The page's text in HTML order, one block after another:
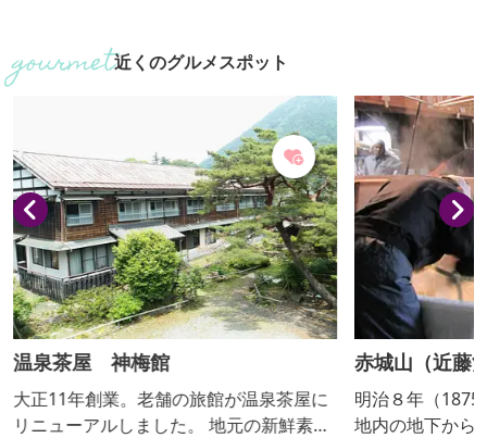
種類の大型遊具は大人200円、子ども100
円、バッテリーカーなどの小型乗り物は2
0～50円。イベント随時実施。隣に桐生
が岡動物園。桜の名所としても親しまれ
ています。売店は土・日曜日、祝日の
み、雨天等中止する場合があります。
近くのグルメスポット
温泉茶屋 神梅館
大正11年創業。老舗の旅館が温泉茶屋に
リニューアルしました。 地元の新鮮素材
赤城山（近藤
明治８年（
地内の地下から